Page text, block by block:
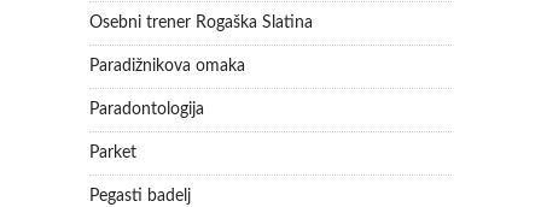
Osebni trener Rogaška Slatina
Paradižnikova omaka
Paradontologija
Parket
Pegasti badelj